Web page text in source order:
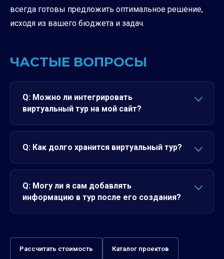
всегда готовы предложить оптимальное решение,
исходя из вашего бюджета и задач.
ЧАСТЫЕ ВОПРОСЫ
Q: Можно ли интегрировать
виртуальный тур на мой сайт?
Q: Как долго хранится виртуальный тур?
Q: Могу ли я сам добавлять
информацию в тур после его создания?
Рассчитать стоимость Каталог проектов